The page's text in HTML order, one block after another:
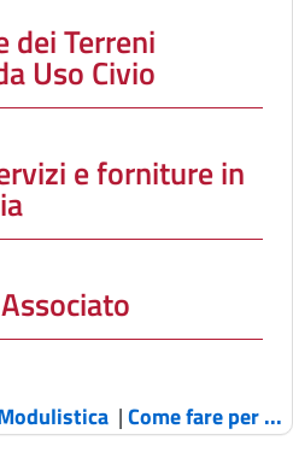
dei Terreni
Uso Civio
e forniture in
|Come fare per ...